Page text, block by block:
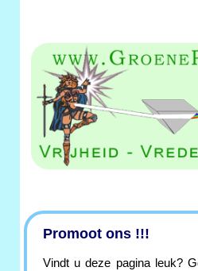
Promoot ons !!!
Vindt u deze pagina leuk?